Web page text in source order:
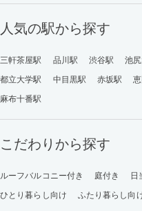
人気の駅から探す
三軒茶屋駅 品川駅 渋谷駅 池
都立大学駅
中目黒駅 赤坂駅
麻布十番駅
こだわりから探す
ルーフバルコニー付き 庭付き 日
ひとり暮らし向け
ふたり暮らし向